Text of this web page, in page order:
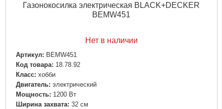
Газонокосилка электрическая BLACK+DECKER
BEMW451
Нет в наличии
Артикул: BEMW451
Код товара: 18.78.92
Класс: хобби
Двигатель: электрический
Мощность: 1200 Вт
Ширина захвата: 32 см